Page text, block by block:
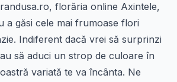
florăria online Axintele,
a găsi cele mai frumoase flori
Indiferent dacă vrei să surprinzi
să aduci un strop de culoare în
variată te va încânta. Ne